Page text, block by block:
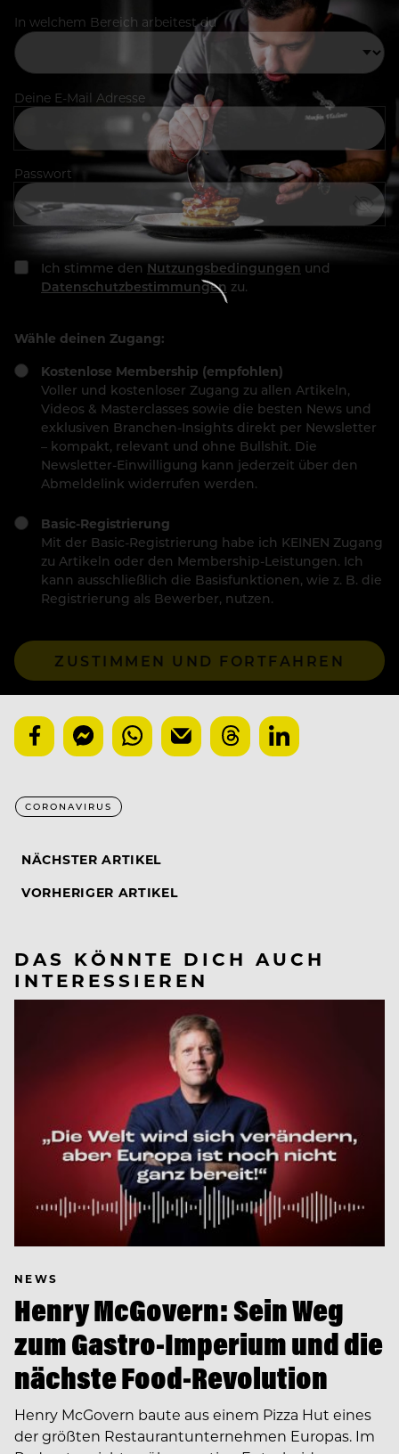
In welchem Bereich arbeitest du
Deine E-Mail Adresse
Passwort
Ich stimme den Nutzungsbedingungen und
Datenschutzbestimmungen zu.
Wähle deinen Zugang:
Kostenlose Membership (empfohlen)
Voller und kostenloser Zugang zu allen Artikeln,
Videos & Masterclasses sowie die besten News und
exklusiven Branchen-Insights direkt per Newsletter
– kompakt, relevant und ohne Bullshit. Die
Newsletter-Einwilligung kann jederzeit über den
Abmeldelink widerrufen werden.
Basic-Registrierung
Mit der Basic-Registrierung habe ich KEINEN Zugang
zu Artikeln oder den Membership-Leistungen. Ich
kann ausschließlich die Basisfunktionen, wie z. B. die
Registrierung als Bewerber, nutzen.
ZUSTIMMEN UND FORTFAHREN
CORONAVIRUS
NÄCHSTER ARTIKEL
VORHERIGER ARTIKEL
DAS KÖNNTE DICH AUCH
INTERESSIEREN
NEWS
Henry McGovern: Sein Weg
zum Gastro-Imperium und die
nächste Food-Revolution
Henry McGovern baute aus einem Pizza Hut eines
der größten Restaurantunternehmen Europas. Im